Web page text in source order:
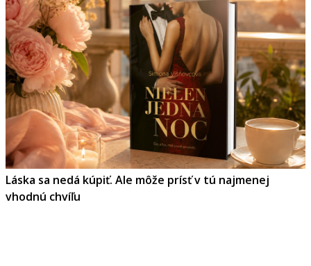
Láska sa nedá kúpiť. Ale môže prísť v tú najmenej
vhodnú chvíľu